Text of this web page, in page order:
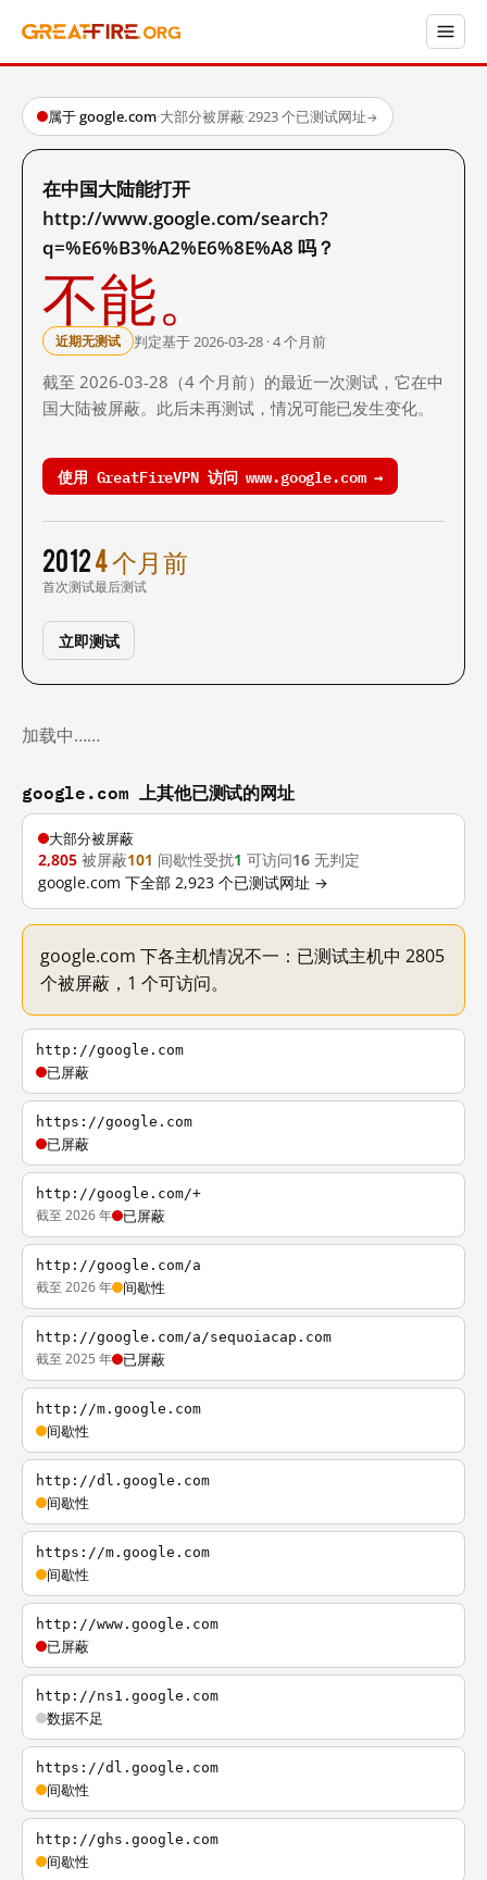
属于 google.com·大部分被屏蔽·2923 个已测试网址→
在中国大陆能打开
http://www.google.com/search?
q=%E6%B3%A2%E6%8E%A8 吗？
不能。
近期无测试 判定基于 2026-03-28 · 4 个月前
截至 2026-03-28（4 个月前）的最近一次测试，它在中
国大陆被屏蔽。此后未再测试，情况可能已发生变化。
使用 GreatFireVPN 访问 www.google.com →
2012
首次测试
4 个月前
最后测试
立即测试
加载中……
google.com 上其他已测试的网址
大部分被屏蔽
2,805 被屏蔽101 间歇性受扰1 可访问16 无判定
google.com 下全部 2,923 个已测试网址 →
google.com 下各主机情况不一：已测试主机中 2805
个被屏蔽，1 个可访问。
http://google.com
已屏蔽
https://google.com
已屏蔽
http://google.com/+
截至 2026 年 已屏蔽
http://google.com/a
截至 2026 年 间歇性
http://google.com/a/sequoiacap.com
截至 2025 年 已屏蔽
http://m.google.com
间歇性
http://dl.google.com
间歇性
https://m.google.com
间歇性
http://www.google.com
已屏蔽
http://ns1.google.com
数据不足
https://dl.google.com
间歇性
http://ghs.google.com
间歇性